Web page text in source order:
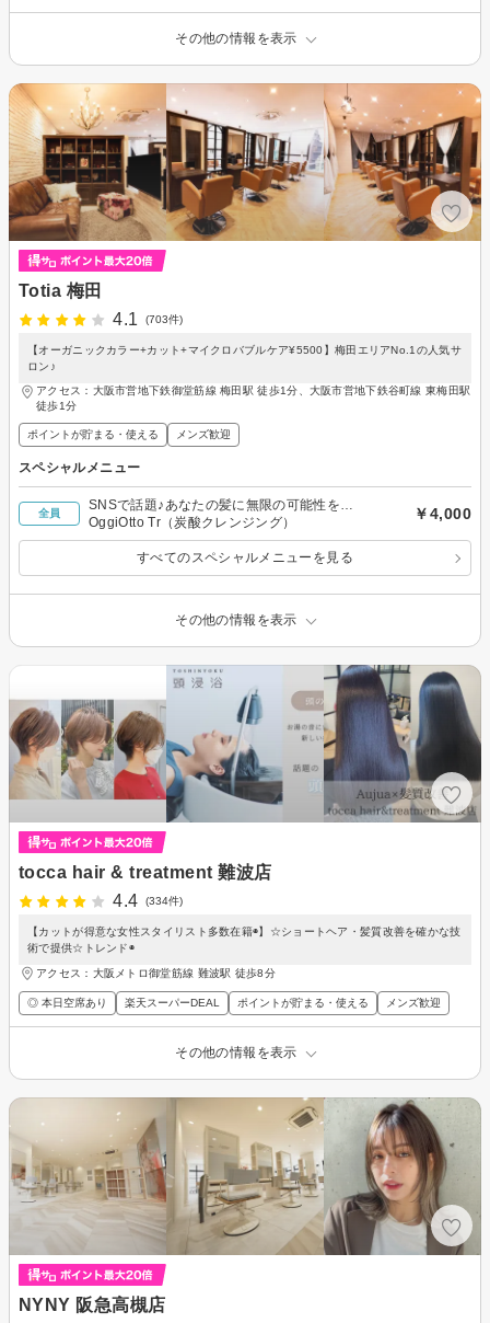
その他の情報を表示
Totia 梅田
4.1
(703件)
【オーガニックカラー+カット+マイクロバブルケア¥5500】梅田エリアNo.1の人気サ
ロン♪
アクセス：大阪市営地下鉄御堂筋線 梅田駅 徒歩1分、大阪市営地下鉄谷町線 東梅田駅
徒歩1分
ポイントが貯まる・使える メンズ歓迎
スペシャルメニュー
全員
SNSで話題♪あなたの髪に無限の可能性を…
OggiOtto Tr（炭酸クレンジング）
￥4,000
すべてのスペシャルメニューを見る
その他の情報を表示
tocca hair & treatment 難波店
4.4
(334件)
【カットが得意な女性スタイリスト多数在籍◉】☆ショートヘア・髪質改善を確かな技
術で提供☆トレンド◉
アクセス：大阪メトロ御堂筋線 難波駅 徒歩8分
◎ 本日空席あり 楽天スーパーDEAL ポイントが貯まる・使える メンズ歓迎
その他の情報を表示
NYNY 阪急高槻店